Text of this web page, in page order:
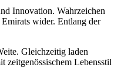
Innovation. Wahrzeichen
wider. Entlang der
Gleichzeitig laden
zeitgenössischem Lebensstil